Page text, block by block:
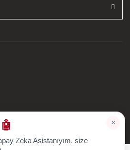
×
Zeka Asistanıyım, size